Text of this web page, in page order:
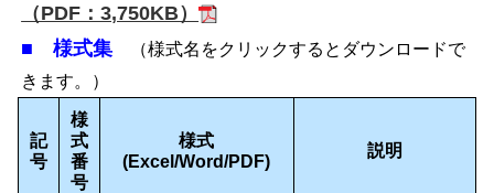
（PDF：3,750KB）
■ 様式集 （様式名をクリックするとダウンロードで
きます。）
記
号
様
式
番
号
様式
(Excel/Word/PDF)
説明